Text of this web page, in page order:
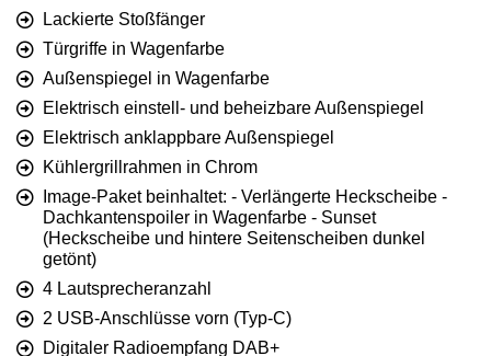
Lackierte Stoßfänger
Türgriffe in Wagenfarbe
Außenspiegel in Wagenfarbe
Elektrisch einstell- und beheizbare Außenspiegel
Elektrisch anklappbare Außenspiegel
Kühlergrillrahmen in Chrom
Image-Paket beinhaltet: - Verlängerte Heckscheibe -
Dachkantenspoiler in Wagenfarbe - Sunset
(Heckscheibe und hintere Seitenscheiben dunkel
getönt)
4 Lautsprecheranzahl
2 USB-Anschlüsse vorn (Typ-C)
Digitaler Radioempfang DAB+